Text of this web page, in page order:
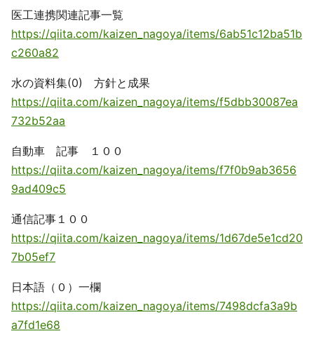
医工連携関連記事一覧
https://qiita.com/kaizen_nagoya/items/6ab51c12ba51b
c260a82
水の資料集(0) 方針と成果
https://qiita.com/kaizen_nagoya/items/f5dbb30087ea
732b52aa
自動車 記事 １００
https://qiita.com/kaizen_nagoya/items/f7f0b9ab3656
9ad409c5
通信記事１００
https://qiita.com/kaizen_nagoya/items/1d67de5e1cd20
7b05ef7
日本語（０）一欄
https://qiita.com/kaizen_nagoya/items/7498dcfa3a9b
a7fd1e68